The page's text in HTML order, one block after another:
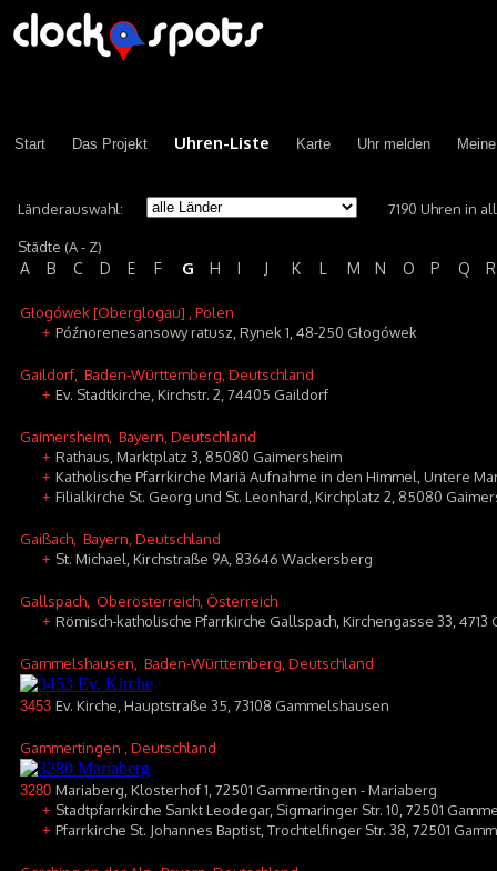
Start Das Projekt Uhren-Liste Karte Uhr melden
Länderauswahl: 7190 Uhren in
Städte (A - Z)
A B C D E F G H I J K L M N O P Q R
Głogówek [Oberglogau] , Polen
+ Późnorenesansowy ratusz, Rynek 1, 48-250 Głogówek
Gaildorf , Baden-Württemberg, Deutschland
+ Ev. Stadtkirche, Kirchstr. 2, 74405 Gaildorf
Gaimersheim , Bayern, Deutschland
+ Rathaus, Marktplatz 3, 85080 Gaimersheim
+ Katholische Pfarrkirche Mariä Aufnahme in den Himmel, Untere
+ Filialkirche St. Georg und St. Leonhard, Kirchplatz 2, 85080
Gaißach , Bayern, Deutschland
+ St. Michael, Kirchstraße 9A, 83646 Wackersberg
Gallspach , Oberösterreich, Österreich
+ Römisch-katholische Pfarrkirche Gallspach, Kirchengasse 33, 4713
Gammelshausen , Baden-Württemberg, Deutschland
3453 Ev. Kirche, Hauptstraße 35, 73108 Gammelshausen
Gammertingen , Deutschland
3280 Mariaberg, Klosterhof 1, 72501 Gammertingen - Mariaberg
+ Stadtpfarrkirche Sankt Leodegar, Sigmaringer Str. 10, 72501
+ Pfarrkirche St. Johannes Baptist, Trochtelfinger Str. 38, 72501